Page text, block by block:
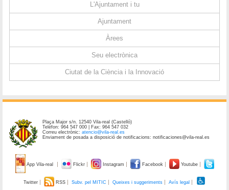
L'Ajuntament i tu
Ajuntament
Àrees
Seu electrònica
Ciutat de la Ciència i la Innovació
Plaça Major s/n. 12540 Vila-real (Castelló)
Telèfon: 964 547 000 | Fax: 964 547 032
Correu electrònic:atencio@vila-real.es
Enviament de posada a disposició de notificacions: notificaciones@vila-real.es
App Vila-real Flickr Instagram Facebook Youtube
Twitter RSS Subv. pel MITIC Queixes i suggeriments
Avís legal